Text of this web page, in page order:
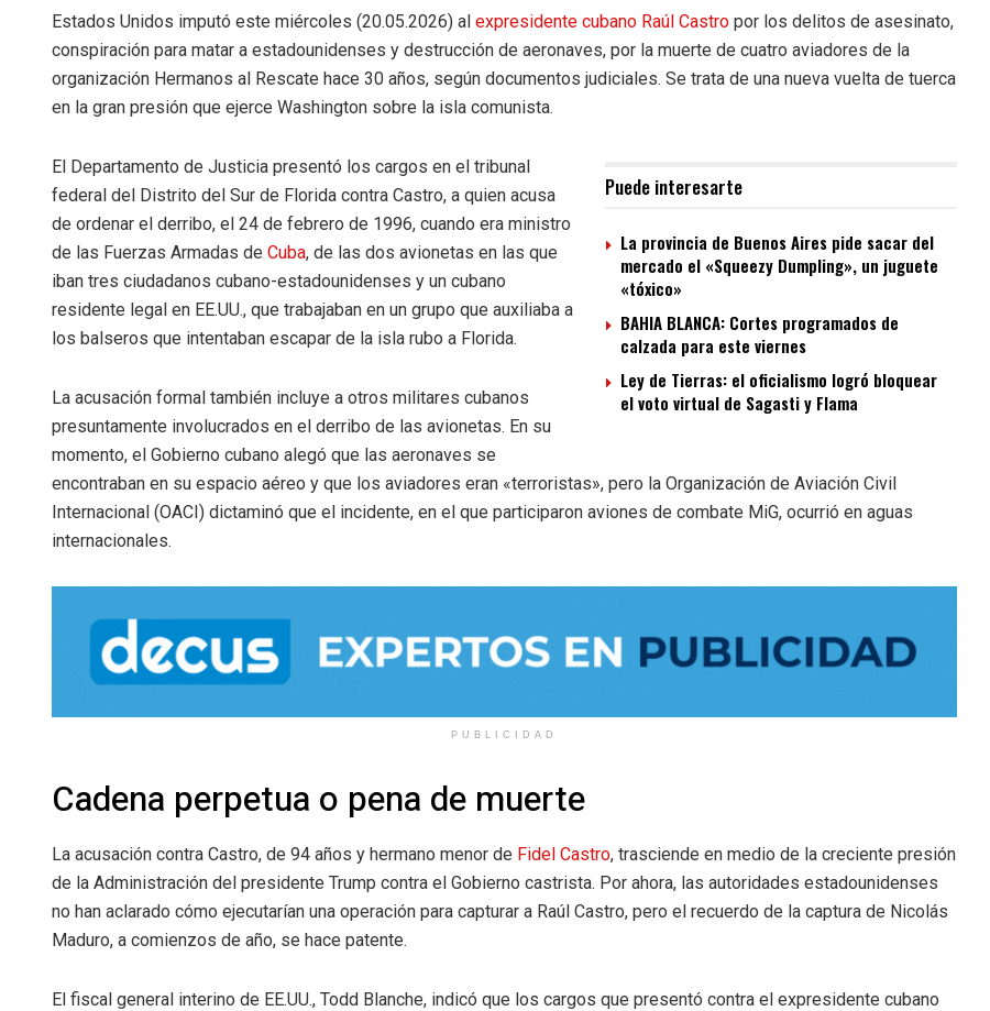
Estados Unidos imputó este miércoles (20.05.2026) al expresidente cubano Raúl Castro por los delitos de asesinato,
conspiración para matar a estadounidenses y destrucción de aeronaves, por la muerte de cuatro aviadores de la
organización Hermanos al Rescate hace 30 años, según documentos judiciales. Se trata de una nueva vuelta de tuerca
en la gran presión que ejerce Washington sobre la isla comunista.
Puede interesarte
La provincia de Buenos Aires pide sacar del
mercado el «Squeezy Dumpling», un juguete
«tóxico»
BAHIA BLANCA: Cortes programados de
calzada para este viernes
Ley de Tierras: el oficialismo logró bloquear
el voto virtual de Sagasti y Flama
El Departamento de Justicia presentó los cargos en el tribunal
federal del Distrito del Sur de Florida contra Castro, a quien acusa
de ordenar el derribo, el 24 de febrero de 1996, cuando era ministro
de las Fuerzas Armadas de Cuba, de las dos avionetas en las que
iban tres ciudadanos cubano-estadounidenses y un cubano
residente legal en EE.UU., que trabajaban en un grupo que auxiliaba a
los balseros que intentaban escapar de la isla rubo a Florida.
La acusación formal también incluye a otros militares cubanos
presuntamente involucrados en el derribo de las avionetas. En su
momento, el Gobierno cubano alegó que las aeronaves se
encontraban en su espacio aéreo y que los aviadores eran «terroristas», pero la Organización de Aviación Civil
Internacional (OACI) dictaminó que el incidente, en el que participaron aviones de combate MiG, ocurrió en aguas
internacionales.
PUBLICIDAD
Cadena perpetua o pena de muerte
La acusación contra Castro, de 94 años y hermano menor de Fidel Castro, trasciende en medio de la creciente presión
de la Administración del presidente Trump contra el Gobierno castrista. Por ahora, las autoridades estadounidenses
no han aclarado cómo ejecutarían una operación para capturar a Raúl Castro, pero el recuerdo de la captura de Nicolás
Maduro, a comienzos de año, se hace patente.
El fiscal general interino de EE.UU., Todd Blanche, indicó que los cargos que presentó contra el expresidente cubano